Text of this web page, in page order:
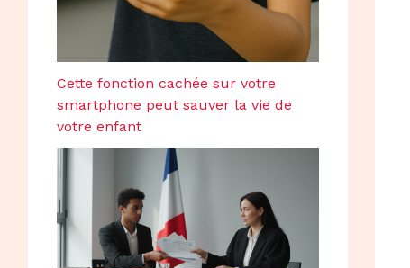
Cette fonction cachée sur votre
smartphone peut sauver la vie de
votre enfant